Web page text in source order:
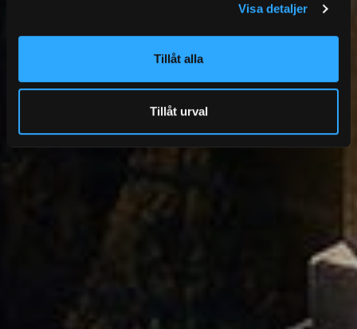
Visa detaljer
Tillåt alla
Tillåt urval